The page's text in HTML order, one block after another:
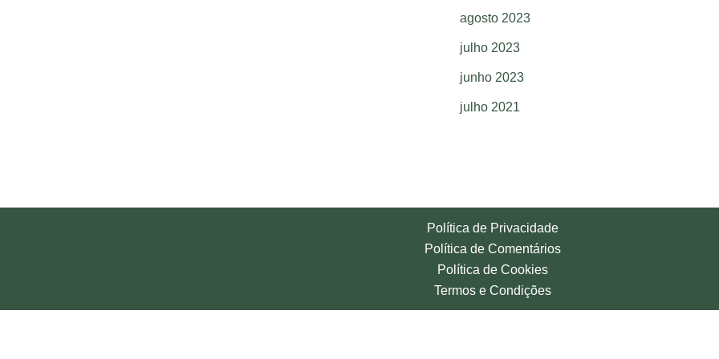
agosto 2023
julho 2023
junho 2023
julho 2021
Política de Privacidade
Política de Comentários
Política de Cookies
Termos e Condições